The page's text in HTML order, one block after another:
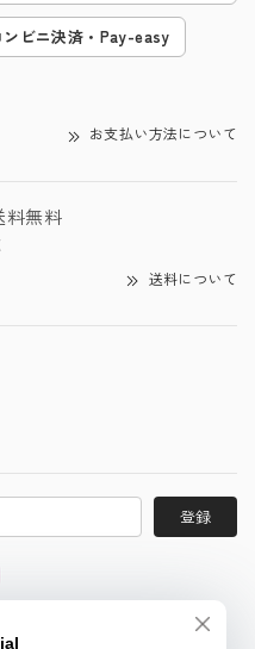
ンビニ決済・Pay-easy
お支払い方法について
料無料
送料について
登録